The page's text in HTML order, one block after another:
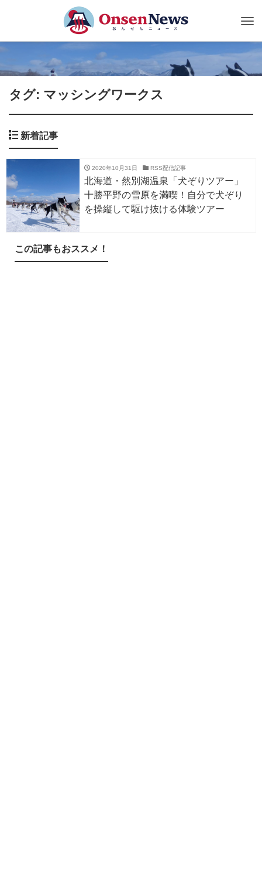
タグ: マッシングワークス
新着記事
2020年10月31日 RSS配信記事
北海道・然別湖温泉「犬ぞりツアー」
十勝平野の雪原を満喫！自分で犬ぞり
を操縦して駆け抜ける体験ツアー
この記事もおススメ！